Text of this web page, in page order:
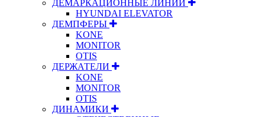
ДЕМАРКАЦИОННЫЕ ЛИНИИ
HYUNDAI ELEVATOR
ДЕМПФЕРЫ
KONE
MONITOR
OTIS
ДЕРЖАТЕЛИ
KONE
MONITOR
OTIS
ДИНАМИКИ